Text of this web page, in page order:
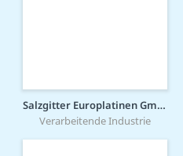
Salzgitter Europlatinen GmbH
Verarbeitende Industrie